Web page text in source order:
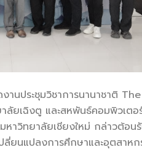
านประชุมวิชาการนานาชาติ
เฉิงตู และสหพันธ์คอมพิวเต
วิทยาลัยเชียงใหม่ กล่าวต้อน
ลี่ยนแปลงการศึกษาและอุตสาหก